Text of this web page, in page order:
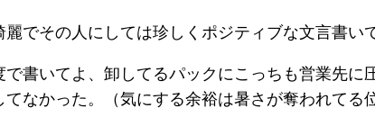
でその人にしては珍しくポジティブな文言書い
書いてよ、卸してるパックにこっちも営業先
なかった。（気にする余裕は暑さが奪われてる